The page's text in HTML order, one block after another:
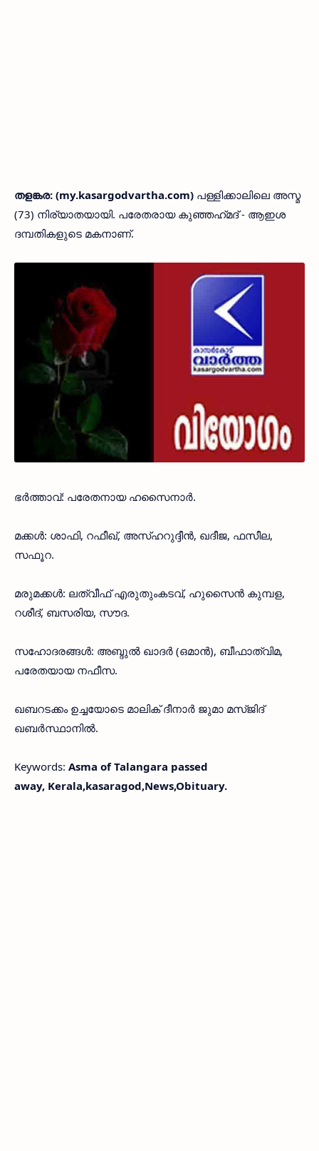
തളങ്കര: (my.kasargodvartha.com) പള്ളിക്കാലിലെ അസ്മ
(73) നിര്യാതയായി. പരേതരായ കുഞ്ഞഹ്‌മദ്‌ - ആഇശ
ദമ്പതികളുടെ മകനാണ്.
ഭർത്താവ്: പരേതനായ ഹസൈനാർ.
മക്കൾ: ശാഫി, റഫീഖ്, അസ്ഹറുദ്ദീൻ, ഖദീജ, ഫസീല,
സഫൂറ.
മരുമക്കൾ: ലത്വീഫ് എരുതുംകടവ്, ഹുസൈൻ കുമ്പള,
റശീദ്, ബസരിയ, സൗദ.
സഹോദരങ്ങൾ: അബ്ദുൽ ഖാദർ (ഒമാൻ), ബീഫാത്വിമ,
പരേതയായ നഫീസ.
ഖബറടക്കം ഉച്ചയോടെ മാലിക് ദീനാർ ജുമാ മസ്‌ജിദ്‌
ഖബർസ്ഥാനിൽ.
Keywords: Asma of Talangara passed
away, Kerala,kasaragod,News,Obituary.